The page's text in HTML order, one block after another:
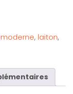
, laiton,